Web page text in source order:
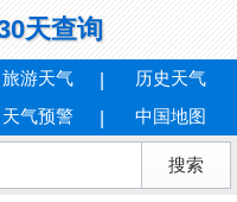
天查询
旅游天气
历史天气
天气预警 中国地图